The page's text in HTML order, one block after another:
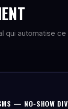
automatise ce
— NO-SHOW